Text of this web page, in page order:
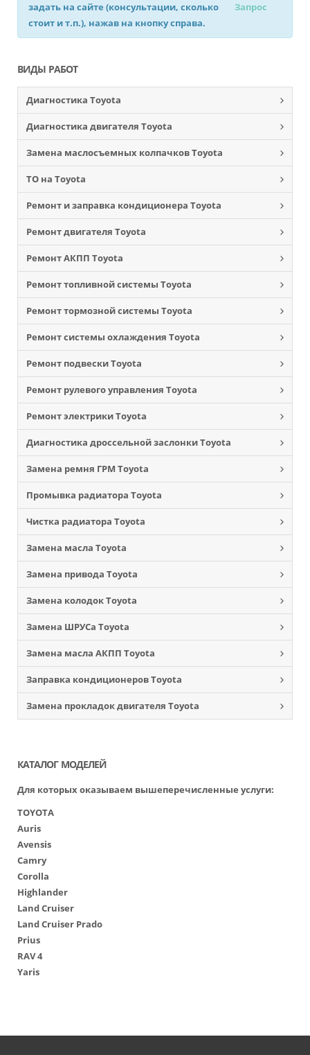
задать на сайте (консультации, сколько
стоит и т.п.), нажав на кнопку справа.
Запрос
ВИДЫ РАБОТ
Диагностика Toyota
Диагностика двигателя Toyota
Замена маслосъемных колпачков Toyota
ТО на Toyota
Ремонт и заправка кондиционера Toyota
Ремонт двигателя Toyota
Ремонт АКПП Toyota
Ремонт топливной системы Toyota
Ремонт тормозной системы Toyota
Ремонт системы охлаждения Toyota
Ремонт подвески Toyota
Ремонт рулевого управления Toyota
Ремонт электрики Toyota
Диагностика дроссельной заслонки Toyota
Замена ремня ГРМ Toyota
Промывка радиатора Toyota
Чистка радиатора Toyota
Замена масла Toyota
Замена привода Toyota
Замена колодок Toyota
Замена ШРУСа Toyota
Замена масла АКПП Toyota
Заправка кондиционеров Toyota
Замена прокладок двигателя Toyota
КАТАЛОГ МОДЕЛЕЙ
Для которых оказываем вышеперечисленные услуги:
TOYOTA
Auris
Avensis
Camry
Corolla
Highlander
Land Cruiser
Land Cruiser Prado
Prius
RAV 4
Yaris